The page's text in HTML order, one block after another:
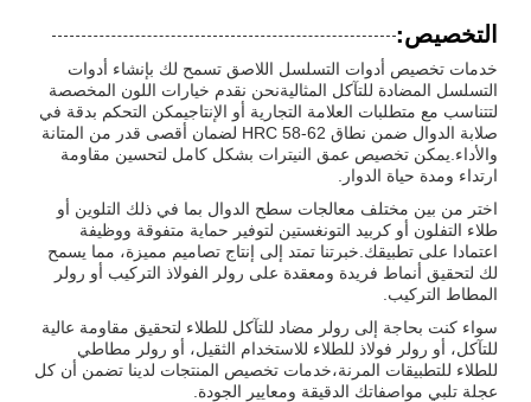
التخصيص:
خدمات تخصيص أدوات التسلسل اللاصق تسمح لك بإنشاء أدوات
التسلسل المضادة للتآكل المثاليةنحن نقدم خيارات اللون المخصصة
لتتناسب مع متطلبات العلامة التجارية أو الإنتاجيمكن التحكم بدقة في
صلابة الدوال ضمن نطاق HRC 58-62 لضمان أقصى قدر من المتانة
والأداء.يمكن تخصيص عمق النيترات بشكل كامل لتحسين مقاومة
ارتداء ومدة حياة الدوار.
اختر من بين مختلف معالجات سطح الدوال بما في ذلك التلوين أو
طلاء التفلون أو كربيد التونغستين لتوفير حماية متفوقة ووظيفة
اعتمادا على تطبيقك.خبرتنا تمتد إلى إنتاج تصاميم مميزة، مما يسمح
لك لتحقيق أنماط فريدة ومعقدة على رولر الفولاذ التركيب أو رولر
المطاط التركيب.
سواء كنت بحاجة إلى رولر مضاد للتآكل للطلاء لتحقيق مقاومة عالية
للتآكل، أو رولر فولاذ للطلاء للاستخدام الثقيل، أو رولر مطاطي
للطلاء للتطبيقات المرنة،خدمات تخصيص المنتجات لدينا تضمن أن كل
عجلة تلبي مواصفاتك الدقيقة ومعايير الجودة.